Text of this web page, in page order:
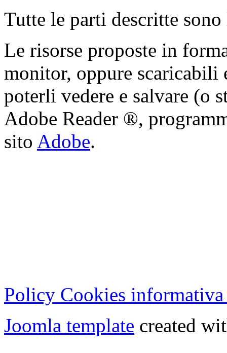
Tutte le parti descritte
Le risorse proposte in
monitor, oppure scaricabili
poterli vedere e salvare (o
Adobe Reader ®,
sito Adobe.
Policy Cookies informativa
Joomla template created